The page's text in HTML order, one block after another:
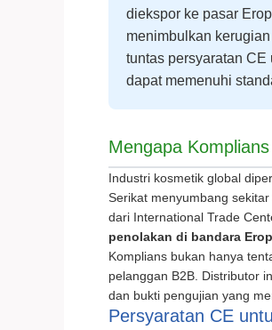
diekspor ke pasar
menimbulkan
tuntas persyaratan
dapat memenuhi
Mengapa
Industri kosmetik global
Serikat menyumbang
dari International Trade
penolakan di bandara
Komplians bukan hanya
pelanggan B2B. Distributor
dan bukti pengujian yang
Persyaratan CE